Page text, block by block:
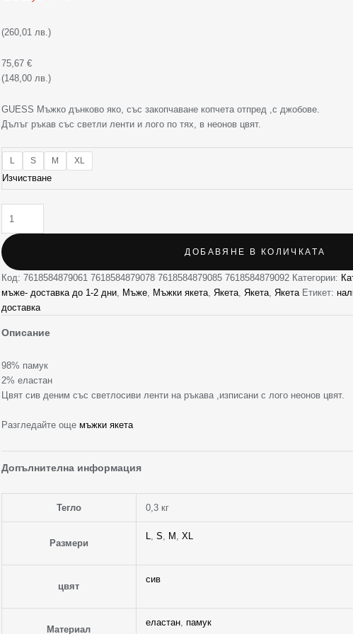
(260,01 лв.)
75,67 €
(148,00 лв.)
GUESS Мъжко дънково яко, със закопчаване копчета отпред ,с джобове.
Дълъг ръкав със светли ленти и лого по тях, в неонов цвят.
L S M XL
Изчистване
ДОБАВЯНЕ В КОЛИЧКАТА
Код: 7618584879061 7618584879078 7618584879085 7618584879092 Категории:
мъже- доставка до 1-2 дни, Мъже, Мъжки якета, Якета, Якета, Якета Етикет:
доставка
Описание
98% памук
2% еластан
Цвят сив деним със светлосиви ленти на ръкава ,изписани с лого неонов цвят.
Разгледайте още мъжки якета
Допълнителна информация
Тегло 0,3 кг
Размери
L, S, M , XL
цвят
сив
Материал
еластан, памук